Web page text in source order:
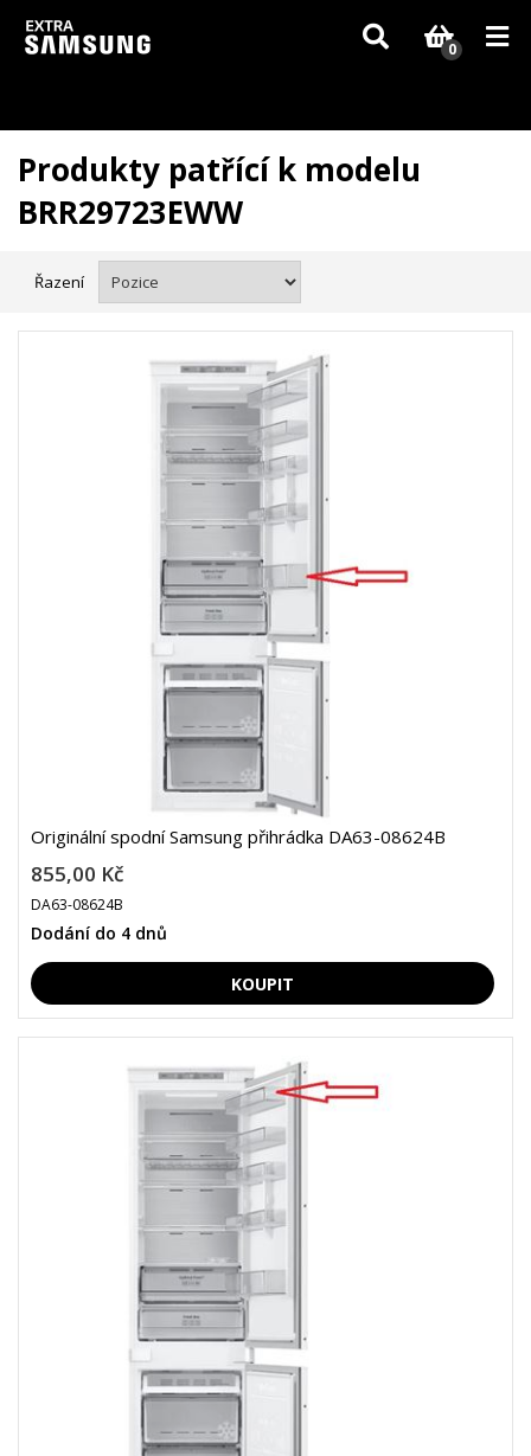
Vzhledem k aktuální situaci se může dodání dílů, které nejsou skladem,
zpozdit. Děkujeme za pochopení.
0
Produkty patřící k modelu
BRR29723EWW
Řazení
Originální spodní Samsung přihrádka DA63-08624B
855,00 Kč
DA63-08624B
Dodání do 4 dnů